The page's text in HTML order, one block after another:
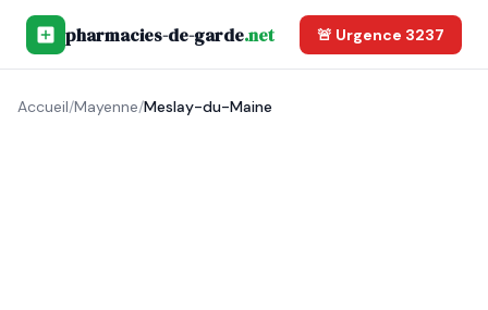
pharmacies-de-garde.net 🚨 Urgence 3237
Accueil/Mayenne/Meslay-du-Maine